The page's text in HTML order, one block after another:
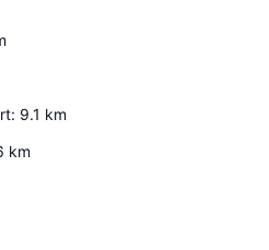
: 9.1 km
km